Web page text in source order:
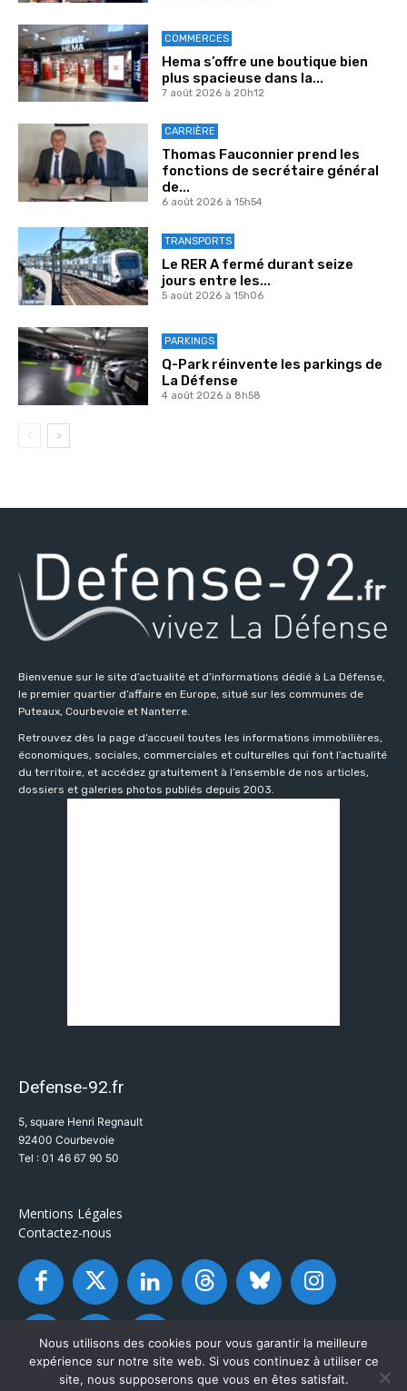
COMMERCES
Hema s’offre une boutique bien
plus spacieuse dans la...
7 août 2026 à 20h12
CARRIÈRE
Thomas Fauconnier prend les
fonctions de secrétaire général
de...
6 août 2026 à 15h54
TRANSPORTS
Le RER A fermé durant seize
jours entre les...
5 août 2026 à 15h06
PARKINGS
Q-Park réinvente les parkings de
La Défense
4 août 2026 à 8h58
Bienvenue sur le site d’actualité et d’informations dédié à La Défense,
le premier quartier d’affaire en Europe, situé sur les communes de
Puteaux, Courbevoie et Nanterre.
Retrouvez dès la page d’accueil toutes les informations immobilières,
économiques, sociales, commerciales et culturelles qui font l’actualité
du territoire, et accédez gratuitement à l’ensemble de nos articles,
dossiers et galeries photos publiés depuis 2003.
Defense-92.fr
5, square Henri Regnault
92400 Courbevoie
Tel : 01 46 67 90 50
Mentions Légales
Contactez-nous
Nous utilisons des cookies pour vous garantir la meilleure
expérience sur notre site web. Si vous continuez à utiliser ce
site, nous supposerons que vous en êtes satisfait.